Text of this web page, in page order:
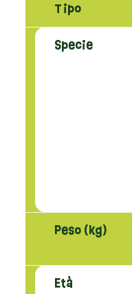
Tipo
Specie
Peso (kg)
Età